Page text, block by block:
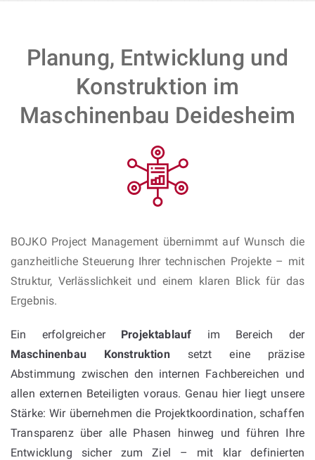
Planung, Entwicklung und
Konstruktion im
Maschinenbau Deidesheim
BOJKO Project Management übernimmt auf Wunsch die
ganzheitliche Steuerung Ihrer technischen Projekte – mit
Struktur, Verlässlichkeit und einem klaren Blick für das
Ergebnis.
Ein erfolgreicher Projektablauf im Bereich der
Maschinenbau Konstruktionsetzt eine präzise
Abstimmung zwischen den internen Fachbereichen und
allen externen Beteiligten voraus. Genau hier liegt unsere
Stärke: Wir übernehmen die Projektkoordination, schaffen
Transparenz über alle Phasen hinweg und führen Ihre
Entwicklung sicher zum Ziel – mit klar definierten